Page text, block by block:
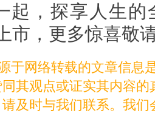
起，探享人生的
市，更多惊喜敬
网络转载的文章信息
其观点或证实其内容
及时与我们联系。我